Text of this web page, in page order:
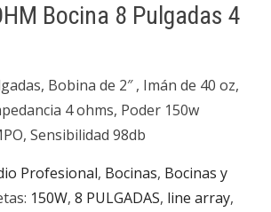
Bocina 8 Pulgadas 4
Bobina de 2″ , Imán de 40 oz,
4 ohms, Poder 150w
Sensibilidad 98db
Profesional, Bocinas, Bocinas y
150W, 8 PULGADAS, line array,